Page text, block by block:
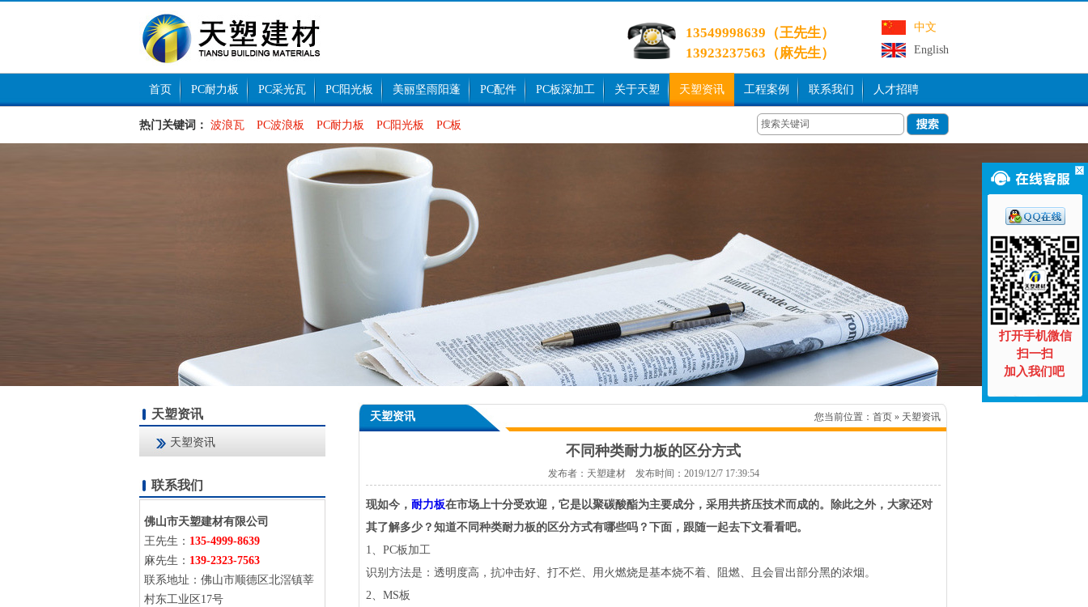
中文
English
13549998639（王先生）
13923237563（麻先生）
首页 PC耐力板 PC采光瓦 PC阳光板 美丽坚雨阳蓬 PC配件 PC板深加工 关于天塑 天塑资讯 工程案例 联系我们 人才招聘
热门关键词： 波浪瓦 PC波浪板 PC耐力板 PC阳光板 PC板
天塑资讯
天塑资讯
联系我们
佛山市天塑建材有限公司
王先生： 135-4999-8639
麻先生： 139-2323-7563
联系地址：佛山市顺德区北滘镇莘
村东工业区17号
天塑资讯 您当前位置： 首页 » 天塑资讯
不同种类耐力板的区分方式
发布者：天塑建材 发布时间：2019/12/7 17:39:54
现如今， 耐力板在市场上十分受欢迎，它是以聚碳酸酯为主要成分，采用共挤压技术而成的。除此之外，大家还对
其了解多少？知道不同种类耐力板的区分方式有哪些吗？下面，跟随一起去下文看看吧。
1、PC板加工
识别方法是：透明度高，抗冲击好、打不烂、用火燃烧是基本烧不着、阻燃、且会冒出部分黑的浓烟。
2、MS板
打开手机微信
扫一扫
加入我们吧